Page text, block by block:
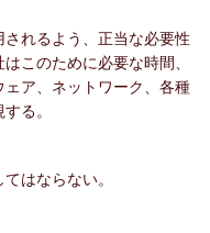
れるよう、正当な必要性
このために必要な時間、
ア、ネットワーク、各種
る。
はならない。